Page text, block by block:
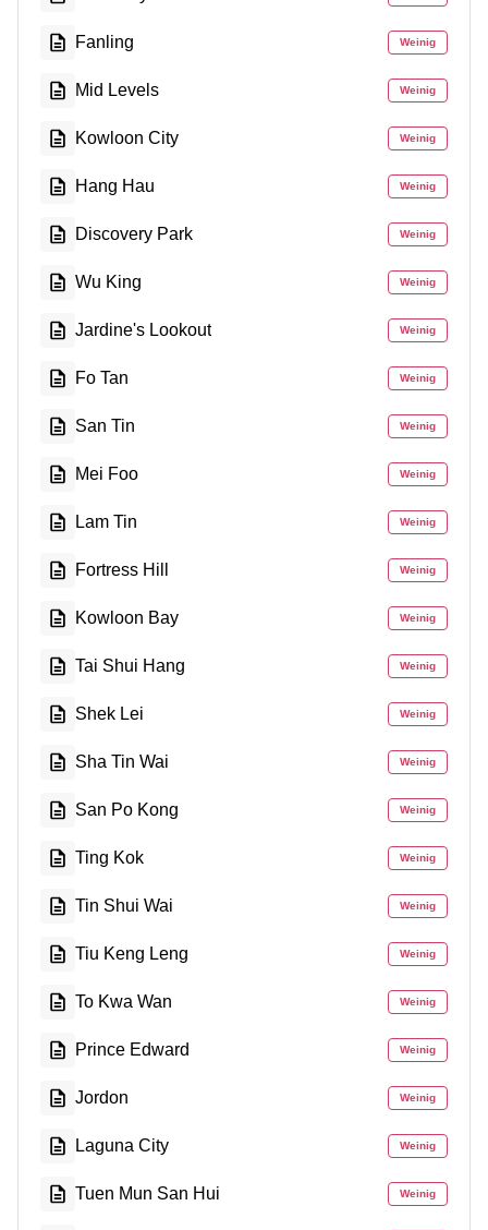
Fanling Weinig
Mid Levels Weinig
Kowloon City Weinig
Hang Hau Weinig
Discovery Park Weinig
Wu King Weinig
Jardine's Lookout Weinig
Fo Tan Weinig
San Tin Weinig
Mei Foo Weinig
Lam Tin Weinig
Fortress Hill Weinig
Kowloon Bay Weinig
Tai Shui Hang Weinig
Shek Lei Weinig
Sha Tin Wai Weinig
San Po Kong Weinig
Ting Kok Weinig
Tin Shui Wai Weinig
Tiu Keng Leng Weinig
To Kwa Wan Weinig
Prince Edward Weinig
Jordon Weinig
Laguna City Weinig
Tuen Mun San Hui Weinig